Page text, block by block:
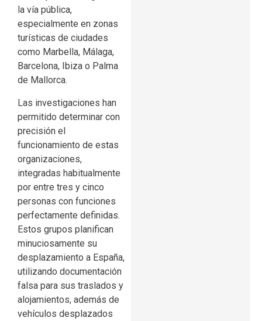
la vía pública,
especialmente en zonas
turísticas de ciudades
como Marbella, Málaga,
Barcelona, Ibiza o Palma
de Mallorca.
Las investigaciones han
permitido determinar con
precisión el
funcionamiento de estas
organizaciones,
integradas habitualmente
por entre tres y cinco
personas con funciones
perfectamente definidas.
Estos grupos planifican
minuciosamente su
desplazamiento a España,
utilizando documentación
falsa para sus traslados y
alojamientos, además de
vehículos desplazados